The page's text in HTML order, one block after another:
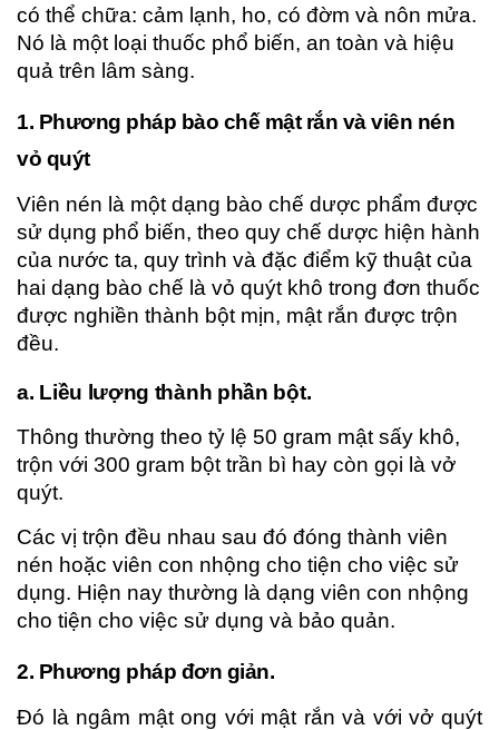
có thể chữa: cảm lạnh, ho, có đờm và nôn mửa.
Nó là một loại thuốc phổ biến, an toàn và hiệu
quả trên lâm sàng.
1. Phương pháp bào chế mật rắn và viên nén
vỏ quýt
Viên nén là một dạng bào chế dược phẩm được
sử dụng phổ biến, theo quy chế dược hiện hành
của nước ta, quy trình và đặc điểm kỹ thuật của
hai dạng bào chế là vỏ quýt khô trong đơn thuốc
được nghiền thành bột mịn, mật rắn được trộn
đều.
a. Liều lượng thành phần bột.
Thông thường theo tỷ lệ 50 gram mật sấy khô,
trộn với 300 gram bột trần bì hay còn gọi là vở
quýt.
Các vị trộn đều nhau sau đó đóng thành viên
nén hoặc viên con nhộng cho tiện cho việc sử
dụng. Hiện nay thường là dạng viên con nhộng
cho tiện cho việc sử dụng và bảo quản.
2. Phương pháp đơn giản.
Đó là ngâm mật ong với mật rắn và với vở quýt